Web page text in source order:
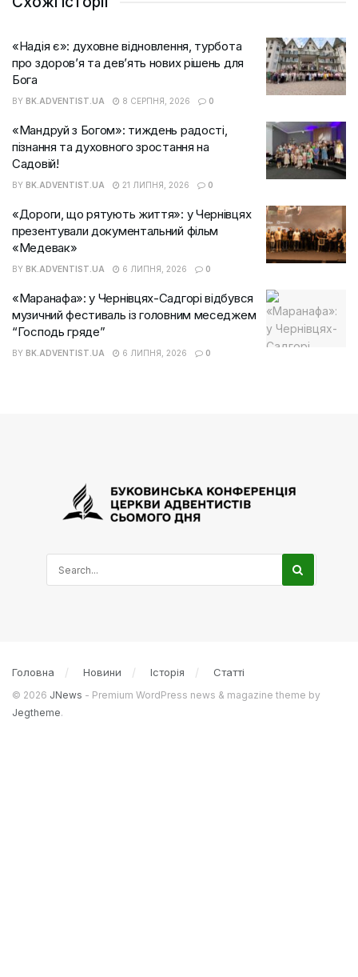
«Надія є»: духовне відновлення, турбота
про здоров’я та дев’ять нових рішень для
Бога
BY BK.ADVENTIST.UA 8 СЕРПНЯ, 2026 0
«Мандруй з Богом»: тиждень радості,
пізнання та духовного зростання на
Садовій!
BY BK.ADVENTIST.UA 21 ЛИПНЯ, 2026 0
«Дороги, що рятують життя»: у Чернівцях
презентували документальний фільм
«Медевак»
BY BK.ADVENTIST.UA 6 ЛИПНЯ, 2026 0
«Маранафа»: у Чернівцях-Садгорі відбувся
музичний фестиваль із головним меседжем
“Господь гряде”
BY BK.ADVENTIST.UA 6 ЛИПНЯ, 2026 0
Головна Новини Історія Статті
© 2026 JNews - Premium WordPress news & magazine theme by
Jegtheme.